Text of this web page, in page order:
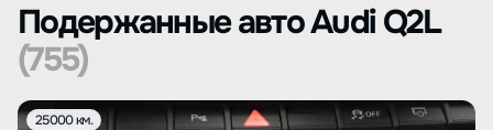
Подержанные авто Audi Q2L
(755)
25000 км.